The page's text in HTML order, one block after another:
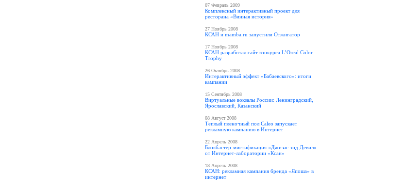
07 Февраль 2009
Комплексный интерактивный проект для
ресторана «Винная история»
27 Ноябрь 2008
КСАН и mamba.ru запустили Отжигатор
17 Ноябрь 2008
КСАН разработал сайт конкурса L’Oreal Color
Trophy
26 Октябрь 2008
Интерактивный эффект «Бабаевского»: итоги
кампании
15 Сентябрь 2008
Виртуальные вокзалы России: Ленинградский,
Ярославский, Казанский
08 Август 2008
Теплый пленочный пол Caleo запускает
рекламную кампанию в Интернет
22 Апрель 2008
Блокбастер-мистификация «Джизас энд Девил»
от Интернет-лаборатории «Ксан»
18 Апрель 2008
КСАН: рекламная кампания бренда «Япоша» в
интернет